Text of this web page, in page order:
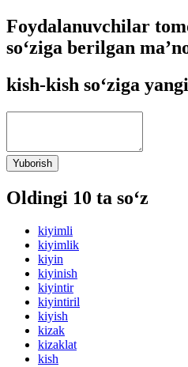
Foydalanuvchilar
so‘ziga berilgan
kish-kish so‘ziga
Yuborish
Oldingi 10 ta so‘z
kiyimli
kiyimlik
kiyin
kiyinish
kiyintir
kiyintiril
kiyish
kizak
kizaklat
kish